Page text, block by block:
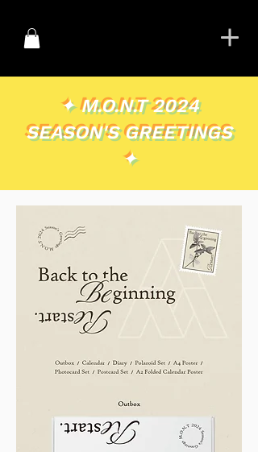
✦ M.O.N.T 2024
SEASON'S GREETINGS
✦